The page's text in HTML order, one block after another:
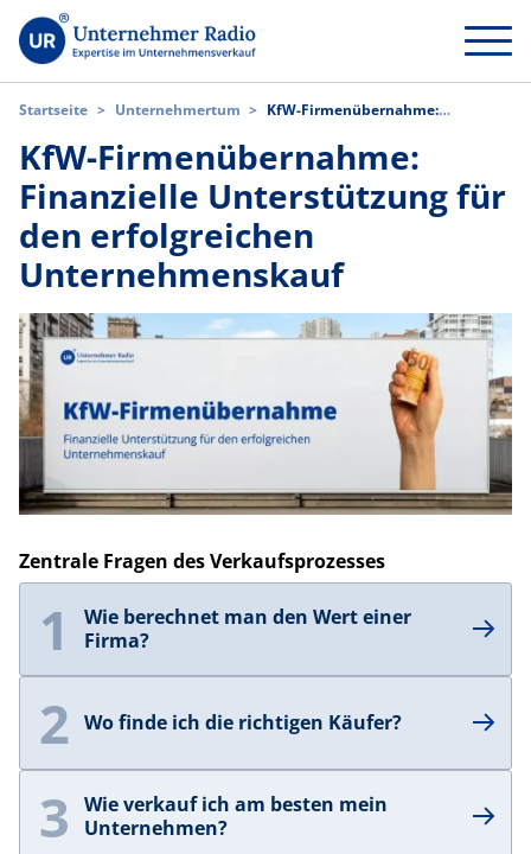
Startseite > Unternehmertum > KfW-Firmenübernahme:
KfW-Firmenübernahme:
Finanzielle Unterstützung für
den erfolgreichen
Unternehmenskauf
Zentrale Fragen des Verkaufsprozesses
1
Wie berechnet man den Wert einer
Firma?
2 Wo finde ich die richtigen Käufer?
3
Wie verkauf ich am besten mein
Unternehmen?